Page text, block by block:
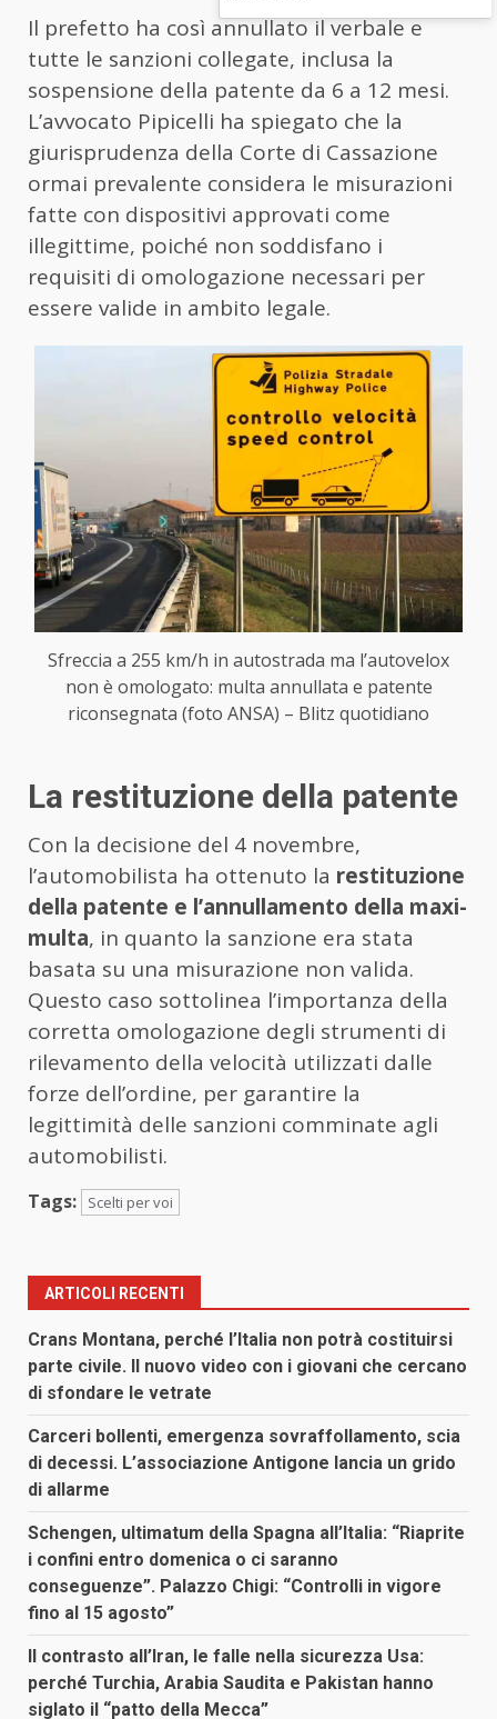
Il prefetto ha così annullato il verbale e
tutte le sanzioni collegate, inclusa la
sospensione della patente da 6 a 12 mesi.
L’avvocato Pipicelli ha spiegato che la
giurisprudenza della Corte di Cassazione
ormai prevalente considera le misurazioni
fatte con dispositivi approvati come
illegittime, poiché non soddisfano i
requisiti di omologazione necessari per
essere valide in ambito legale.
Sfreccia a 255 km/h in autostrada ma l’autovelox
non è omologato: multa annullata e patente
riconsegnata (foto ANSA) – Blitz quotidiano
La restituzione della patente
Con la decisione del 4 novembre,
l’automobilista ha ottenuto la restituzione
della patente e l’annullamento della maxi-
multa, in quanto la sanzione era stata
basata su una misurazione non valida.
Questo caso sottolinea l’importanza della
corretta omologazione degli strumenti di
rilevamento della velocità utilizzati dalle
forze dell’ordine, per garantire la
legittimità delle sanzioni comminate agli
automobilisti.
Tags: Scelti per voi
ARTICOLI RECENTI
Crans Montana, perché l’Italia non potrà costituirsi
parte civile. Il nuovo video con i giovani che cercano
di sfondare le vetrate
Carceri bollenti, emergenza sovraffollamento, scia
di decessi. L’associazione Antigone lancia un grido
di allarme
Schengen, ultimatum della Spagna all’Italia: “Riaprite
i confini entro domenica o ci saranno
conseguenze”. Palazzo Chigi: “Controlli in vigore
fino al 15 agosto”
Il contrasto all’Iran, le falle nella sicurezza Usa:
perché Turchia, Arabia Saudita e Pakistan hanno
siglato il “patto della Mecca”